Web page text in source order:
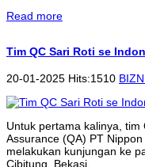
Read more
Tim QC Sari Roti se
20-01-2025 Hits:1510
Untuk pertama kalinya,
Assurance (QA) PT
melakukan kunjungan ke
Cibitung, Bekasi.